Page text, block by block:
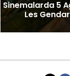
Sinemalarda 5
Les